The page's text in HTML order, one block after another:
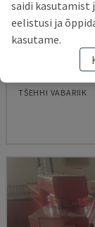
EMCO -
TŠEHHI VABARIIK
saidi kasutamist
eelistusi ja
kasutame.